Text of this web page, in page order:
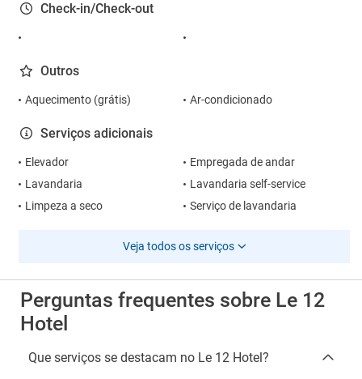
Check-in/Check-out
Outros
Aquecimento (grátis) Ar-condicionado
Serviços adicionais
Elevador
Empregada de andar
Lavandaria
Lavandaria self-service
Limpeza a seco
Serviço de lavandaria
Veja todos os serviços
Perguntas frequentes sobre Le 12
Hotel
Que serviços se destacam no Le 12 Hotel?